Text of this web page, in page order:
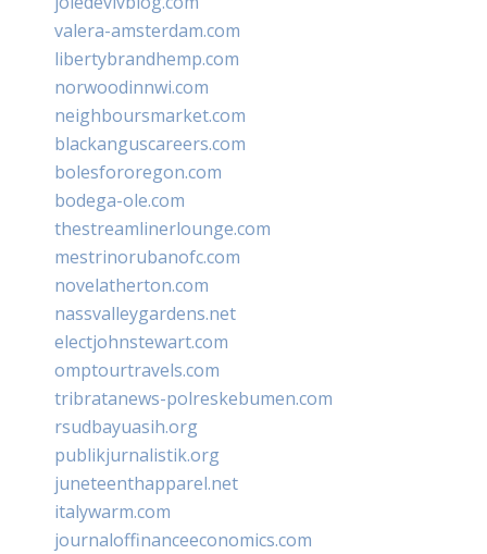
valera-amsterdam.com
libertybrandhemp.com
norwoodinnwi.com
neighboursmarket.com
blackanguscareers.com
bolesfororegon.com
bodega-ole.com
thestreamlinerlounge.com
mestrinorubanofc.com
novelatherton.com
nassvalleygardens.net
electjohnstewart.com
omptourtravels.com
tribratanews-polreskebumen.com
rsudbayuasih.org
publikjurnalistik.org
juneteenthapparel.net
italywarm.com
journaloffinanceeconomics.com